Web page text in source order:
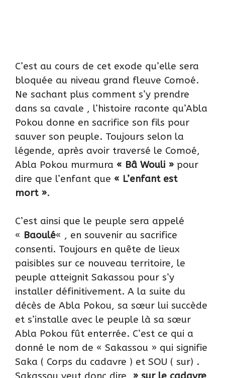
C’est au cours de cet exode qu’elle sera
bloquée au niveau grand fleuve Comoé.
Ne sachant plus comment s’y prendre
dans sa cavale , l’histoire raconte qu’Abla
Pokou donne en sacrifice son fils pour
sauver son peuple. Toujours selon la
légende, après avoir traversé le Comoé,
Abla Pokou murmura « Bâ Wouli » pour
dire que l’enfant que « L’enfant est
mort ».
C’est ainsi que le peuple sera appelé
« Baoulé« , en souvenir au sacrifice
consenti. Toujours en quête de lieux
paisibles sur ce nouveau territoire, le
peuple atteignit Sakassou pour s’y
installer définitivement. A la suite du
décès de Abla Pokou, sa sœur lui succède
et s’installe avec le peuple là sa sœur
Abla Pokou fût enterrée. C’est ce qui a
donné le nom de « Sakassou » qui signifie
Saka ( Corps du cadavre ) et SOU ( sur) .